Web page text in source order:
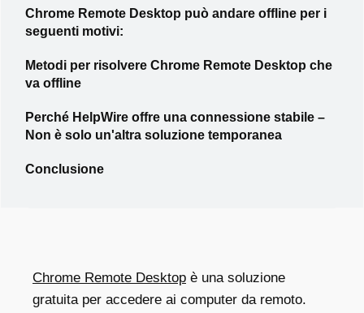
Chrome Remote Desktop può andare offline per i
seguenti motivi:
Metodi per risolvere Chrome Remote Desktop che
va offline
Perché HelpWire offre una connessione stabile –
Non è solo un'altra soluzione temporanea
Conclusione
Chrome Remote Desktop è una soluzione
gratuita per accedere ai computer da remoto.